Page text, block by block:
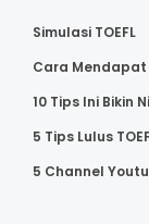
Simulasi TOEFL
Cara Mendapat
10 Tips Ini Bikin
5 Tips Lulus
5 Channel